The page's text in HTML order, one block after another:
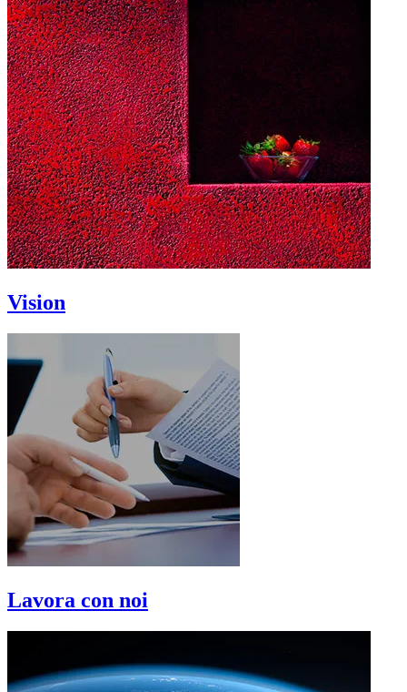
Vision
Lavora con noi